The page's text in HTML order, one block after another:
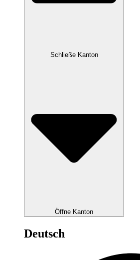
Schließe Kanton
Öffne Kanton
Deutsch